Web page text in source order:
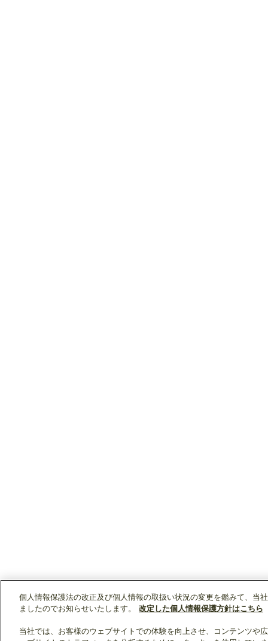
個人情報保護法の改正及び個人情報の取扱い状況の変更を鑑みて、当
ましたのでお知らせいたします。
改定した個人情報保護方針はこちら
当社では、お客様のウェブサイトでの体験を向上させ、コンテンツや